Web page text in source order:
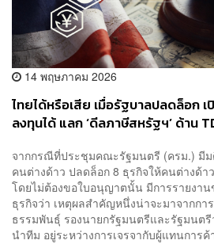
14 พฤษภาคม 2026
ไทยได้หรือเสีย เมื่อรัฐบาลปลดล็อก
ลงทุนได้ แลก ‘ดีลภาษีสหรัฐฯ’ ด้าน
จากกรณีที่ประชุมคณะรัฐมนตรี (ครม.) มี
คนต่างด้าว ปลดล็อก 8 ธุรกิจให้คนต่างด้า
โดยไม่ต้องขอใบอนุญาตนั้น มีการรายงา
ธุรกิจว่า เหตุผลสำคัญหนึ่งน่าจะมาจากก
ธรรมพันธุ์ รองนายกรัฐมนตรีและรัฐมนต
นำทีม อยู่ระหว่างการเจรจากับผู้แทนการค้